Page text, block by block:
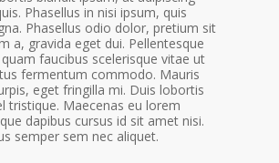
Phasellus in nisi ipsum, quis
Phasellus odio dolor, pretium sit
a, gravida eget dui. Pellentesque
faucibus scelerisque vitae ut
fermentum commodo. Mauris
eget fringilla mi. Duis lobortis
tristique. Maecenas eu lorem
dapibus cursus id sit amet nisi.
semper sem nec aliquet.